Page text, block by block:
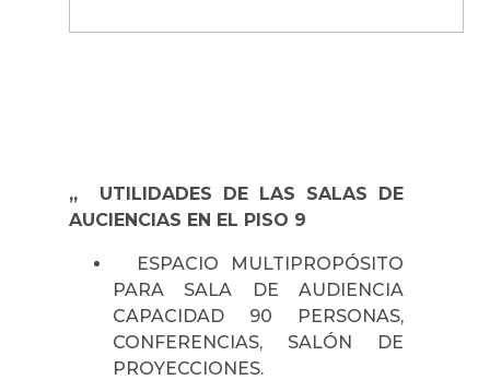
„ UTILIDADES DE LAS SALAS DE
AUCIENCIAS EN EL PISO 9
ESPACIO MULTIPROPÓSITO
PARA SALA DE AUDIENCIA
CAPACIDAD 90 PERSONAS,
CONFERENCIAS, SALÓN DE
PROYECCIONES.